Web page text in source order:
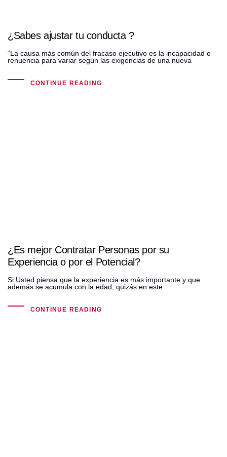
¿Sabes ajustar tu conducta ?
“La causa más común del fracaso ejecutivo es la incapacidad o
renuencia para variar según las exigencias de una nueva
CONTINUE READING
¿Es mejor Contratar Personas por su
Experiencia o por el Potencial?
Si Usted piensa que la experiencia es más importante y que
además se acumula con la edad, quizás en este
CONTINUE READING